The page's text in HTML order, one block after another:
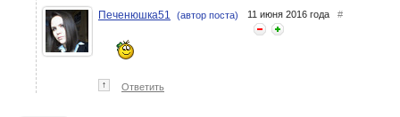
Печенюшка51 (автор поста) 11 июня 2016 года #
↑ Ответить